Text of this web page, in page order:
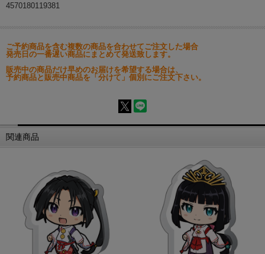
4570180119381
ご予約商品を含む複数の商品を合わせてご注文した場合
発売日の一番遅い商品にまとめて発送致します。
販売中の商品だけ早めのお届けを希望する場合は、
予約商品と販売中商品を「分けて」個別にご注文下さい。
関連商品